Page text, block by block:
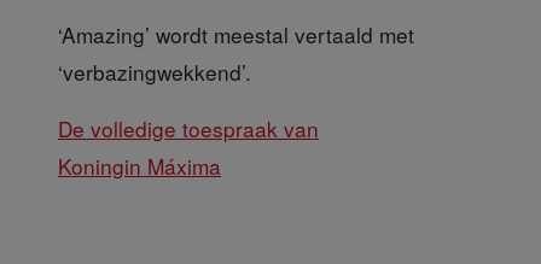
‘Amazing’ wordt meestal vertaald met
‘verbazingwekkend’.
De volledige toespraak van
Koningin Máxima